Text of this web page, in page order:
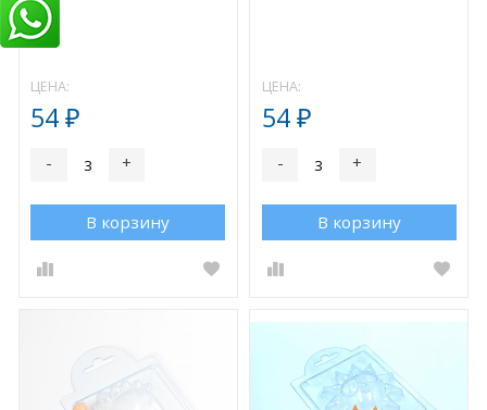
ЦЕНА:
54₽
- +
В корзину
ЦЕНА:
54 ₽
- +
В корзину